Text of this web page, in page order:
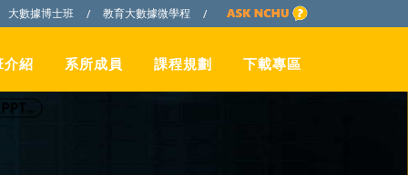
大數據博士班 / 教育大數據微學程 /
介紹 系所成員 課程規劃 下載專區